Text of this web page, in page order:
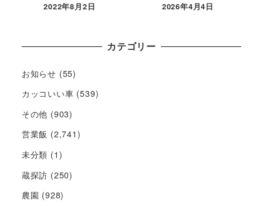
2022年8月2日
2026年4月4日
カテゴリー
お知らせ (55)
カッコいい車 (539)
その他 (903)
営業飯 (2,741)
未分類 (1)
蔵探訪 (250)
農園 (928)